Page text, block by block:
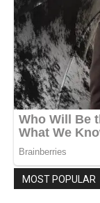
MOST POPULAR